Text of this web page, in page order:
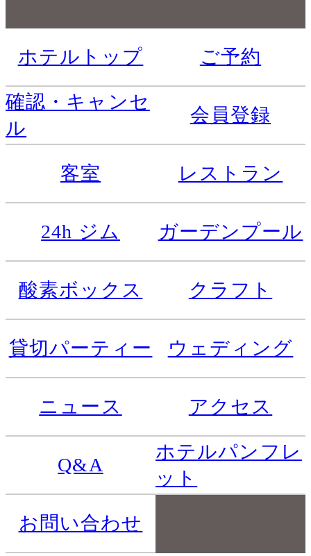
ホテルトップ ご予約
確認・キャンセ
ル
会員登録
客室 レストラン
24h ジム ガーデンプール
酸素ボックス クラフト
貸切パーティー ウェディング
ニュース アクセス
Q&A
ホテルパンフレ
ット
お問い合わせ